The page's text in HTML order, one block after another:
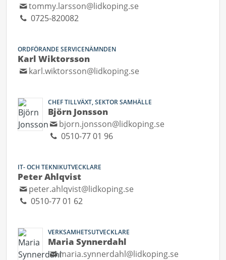
tommy.larsson@lidkoping.se
0725-820082
ORDFÖRANDE SERVICENÄMNDEN
Karl Wiktorsson
karl.wiktorsson@lidkoping.se
CHEF TILLVÄXT, SEKTOR SAMHÄLLE
Björn Jonsson
bjorn.jonsson@lidkoping.se
0510-77 01 96
IT- OCH TEKNIKUTVECKLARE
Peter Ahlqvist
peter.ahlqvist@lidkoping.se
0510-77 01 62
VERKSAMHETSUTVECKLARE
Maria Synnerdahl
maria.synnerdahl@lidkoping.se